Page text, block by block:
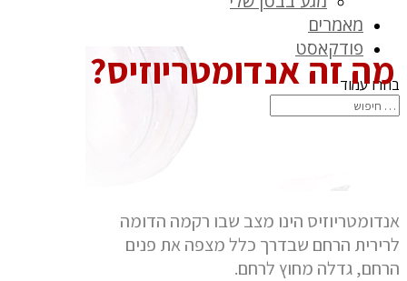
מאמרים
פודקאסט
בחרו עמוד
מה זה אנדומטריוזיס?
אנדומטריוזיס הינו מצב שבו רקמה הדומה
לרירית הרחם שבדרך כלל מצפה את פנים
הרחם, גדלה מחוץ לרחם.